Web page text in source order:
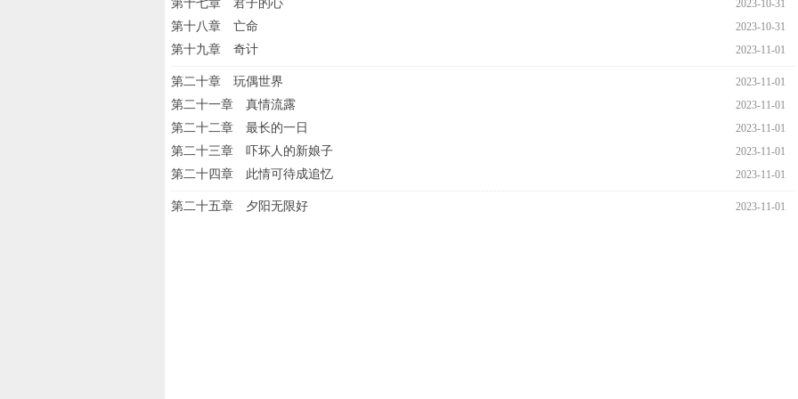
2023-10-31
第十七章 君子的心
2023-10-31
第十八章 亡命
2023-11-01
第十九章 奇计
2023-11-01
第二十章 玩偶世界
2023-11-01
第二十一章 真情流露
2023-11-01
第二十二章 最长的一日
2023-11-01
第二十三章 吓坏人的新娘子
2023-11-01
第二十四章 此情可待成追忆
2023-11-01
第二十五章 夕阳无限好